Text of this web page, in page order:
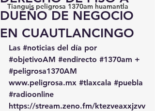
Tianguis peligrosa 1370am huamantla
DUEÑO DE NEGOCIO
EN CUAUTLANCINGO
Las #noticias del día por
#objetivoAM #endirecto #1370am +
#peligrosa1370AM
www.peligrosa.mx #tlaxcala #puebla
#radioonline
https://stream.zeno.fm/ktezveaxxjzvv